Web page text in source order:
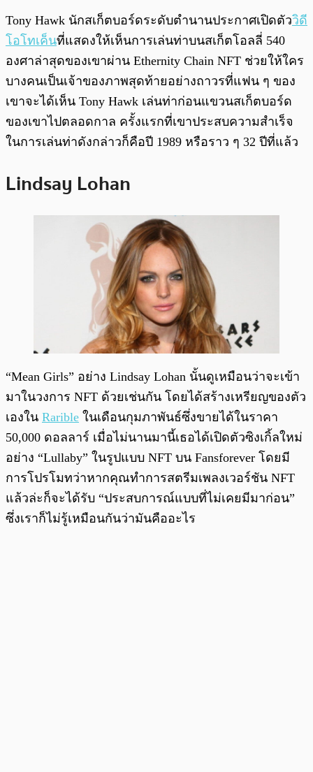
Tony Hawk นักสเก็ตบอร์ดระดับตำนานประกาศเปิดตัววิดี
โอโทเค็นที่แสดงให้เห็นการเล่นท่าบนสเก็ตโอลลี่ 540
องศาล่าสุดของเขาผ่าน Ethernity Chain NFT ช่วยให้ใคร
บางคนเป็นเจ้าของภาพสุดท้ายอย่างถาวรที่แฟน ๆ ของ
เขาจะได้เห็น Tony Hawk เล่นท่าก่อนแขวนสเก็ตบอร์ด
ของเขาไปตลอดกาล ครั้งแรกที่เขาประสบความสำเร็จ
ในการเล่นท่าดังกล่าวก็คือปี 1989 หรือราว ๆ 32 ปีที่แล้ว
Lindsay Lohan
“Mean Girls” อย่าง Lindsay Lohan นั้นดูเหมือนว่าจะเข้า
มาในวงการ NFT ด้วยเช่นกัน โดยได้สร้างเหรียญของตัว
เองใน Rarible ในเดือนกุมภาพันธ์ซึ่งขายได้ในราคา
50,000 ดอลลาร์ เมื่อไม่นานมานี้เธอได้เปิดตัวซิงเกิ้ลใหม่
อย่าง “Lullaby” ในรูปแบบ NFT บน Fansforever โดยมี
การโปรโมทว่าหากคุณทำการสตรีมเพลงเวอร์ชัน NFT
แล้วล่ะก็จะได้รับ “ประสบการณ์แบบที่ไม่เคยมีมาก่อน”
ซึ่งเราก็ไม่รู้เหมือนกันว่ามันคืออะไร